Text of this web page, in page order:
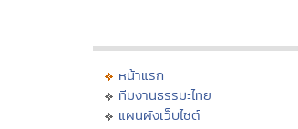
หน้าแรก
ทีมงานธรรมะไทย
แผนผังเว็บไซต์